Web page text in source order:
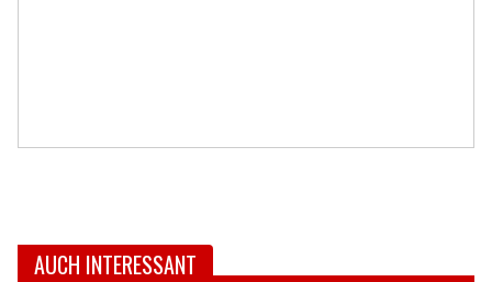
AUCH INTERESSANT